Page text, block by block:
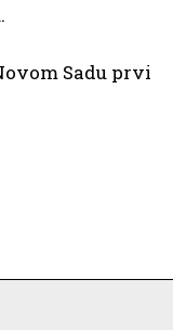
Sadu prvi